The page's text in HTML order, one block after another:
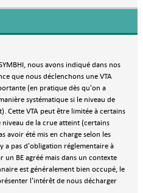
nous avons indiqué dans nos
que nous déclenchons une VTA
(en pratique dès qu'on a
systématique si le niveau de
Cette VTA peut être limitée à certains
niveau de la crue atteint (certains
avoir été mis en charge selon les
a pas d'obligation réglementaire à
un BE agréé mais dans un contexte
est généralement bien occupé, le
l'intérêt de nous décharger